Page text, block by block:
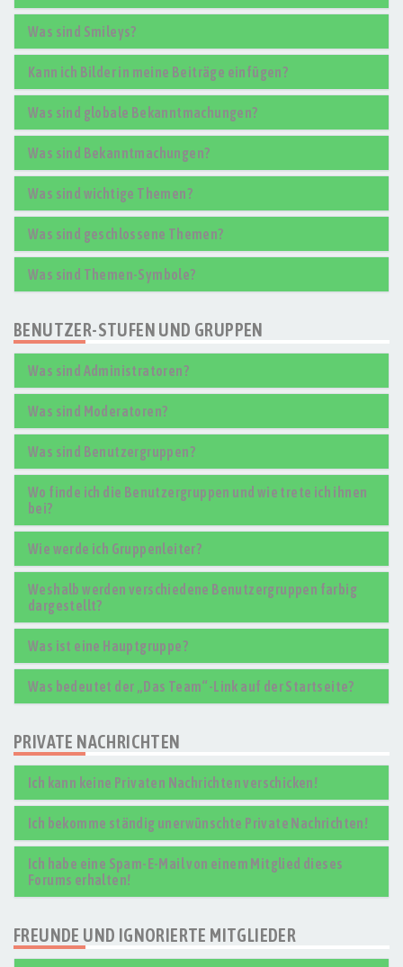
Was sind Smileys?
Kann ich Bilder in meine Beiträge einfügen?
Was sind globale Bekanntmachungen?
Was sind Bekanntmachungen?
Was sind wichtige Themen?
Was sind geschlossene Themen?
Was sind Themen-Symbole?
BENUTZER-STUFEN UND GRUPPEN
Was sind Administratoren?
Was sind Moderatoren?
Was sind Benutzergruppen?
Wo finde ich die Benutzergruppen und wie trete ich ihnen
bei?
Wie werde ich Gruppenleiter?
Weshalb werden verschiedene Benutzergruppen farbig
dargestellt?
Was ist eine Hauptgruppe?
Was bedeutet der „Das Team“-Link auf der Startseite?
PRIVATE NACHRICHTEN
Ich kann keine Privaten Nachrichten verschicken!
Ich bekomme ständig unerwünschte Private Nachrichten!
Ich habe eine Spam-E-Mail von einem Mitglied dieses
Forums erhalten!
FREUNDE UND IGNORIERTE MITGLIEDER